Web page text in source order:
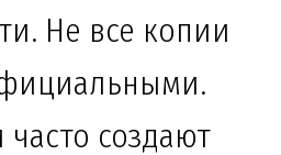
Не все копии
создают